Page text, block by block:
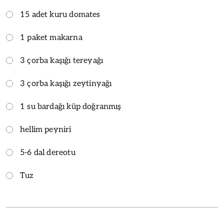
15 adet kuru domates
1 paket makarna
3 çorba kaşığı tereyağı
3 çorba kaşığı zeytinyağı
1 su bardağı küp doğranmış
hellim peyniri
5-6 dal dereotu
Tuz